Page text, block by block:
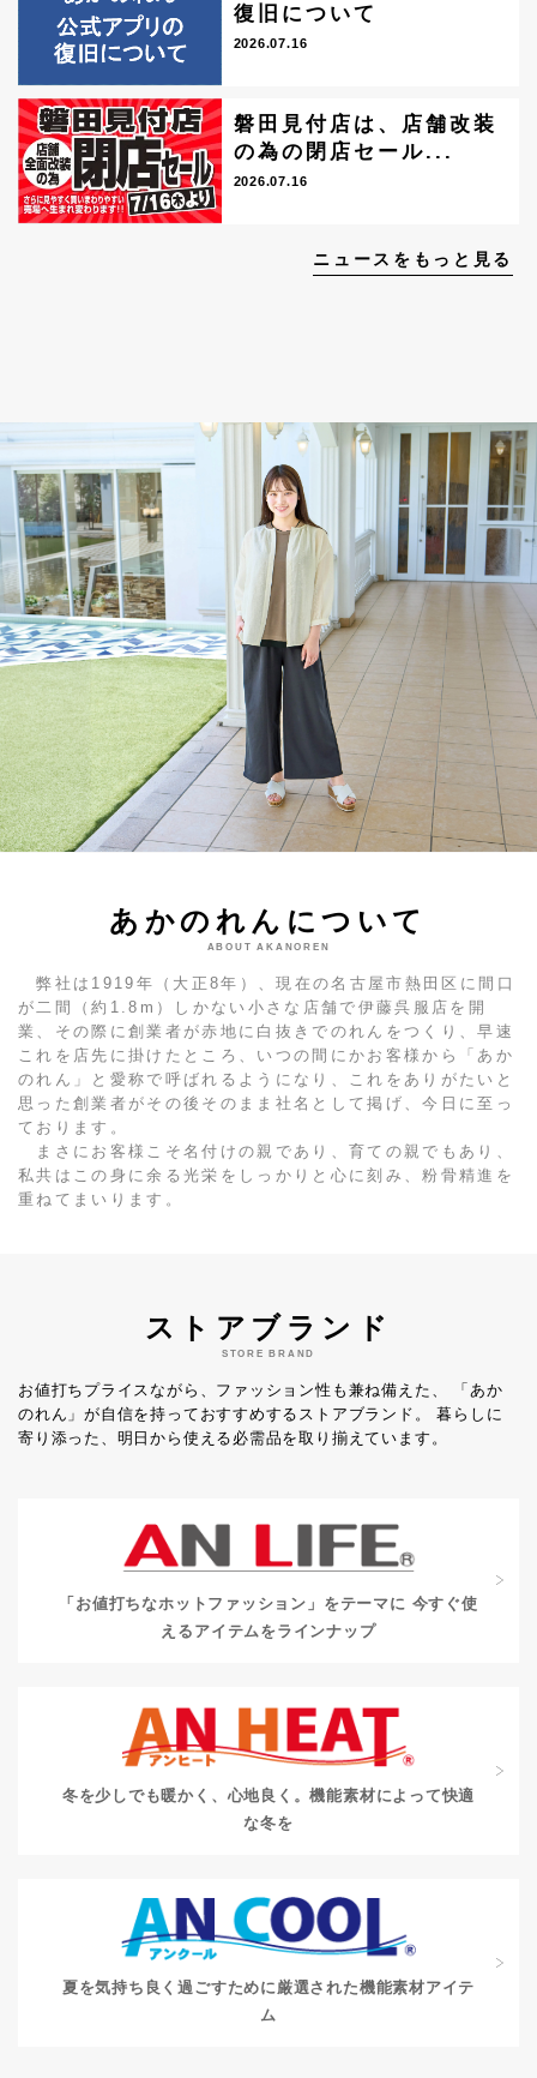
復旧について
2026.07.16
磐田見付店は、店舗改装
の為の閉店セール...
2026.07.16
ニュースをもっと見る
あかのれんについて
ABOUT AKANOREN
弊社は1919年（大正8年）、現在の名古屋市熱田区に間口
が二間（約1.8m）しかない小さな店舗で伊藤呉服店を開
業、その際に創業者が赤地に白抜きでのれんをつくり、早速
これを店先に掛けたところ、いつの間にかお客様から「あか
のれん」と愛称で呼ばれるようになり、これをありがたいと
思った創業者がその後そのまま社名として掲げ、今日に至っ
ております。
まさにお客様こそ名付けの親であり、育ての親でもあり、
私共はこの身に余る光栄をしっかりと心に刻み、粉骨精進を
重ねてまいります。
ストアブランド
STORE BRAND
お値打ちプライスながら、ファッション性も兼ね備えた、
「あか
のれん」が自信を持っておすすめするストアブランド。
暮らしに
寄り添った、明日から使える必需品を取り揃えています。
「お値打ちなホットファッション」をテーマに 今すぐ使
えるアイテムをラインナップ
冬を少しでも暖かく、心地良く。機能素材によって快適
な冬を
夏を気持ち良く過ごすために厳選された機能素材アイテ
ム